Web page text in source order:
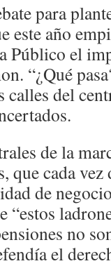
para
este año
Público el
“¿Qué
calles del
de la
que cada
de
“estos
no
el